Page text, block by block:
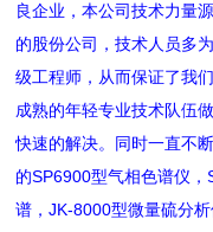
良企业，本公司技术力量
的股份公司，技术人员多
级工程师，从而保证了我
成熟的年轻专业技术队伍
快速的解决。同时一直不
的SP6900型气相色谱仪
谱，JK-8000型微量硫分